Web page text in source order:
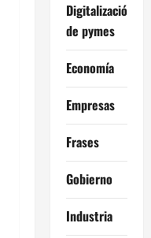
Digitalización
de pymes
Economía
Empresas
Frases
Gobierno
Industria